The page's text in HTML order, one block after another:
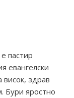
пастир
евангелски
висок, здрав
Бури яростно